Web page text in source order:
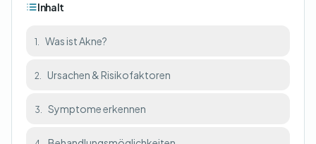
Inhalt
1. Was ist Akne?
2. Ursachen & Risikofaktoren
3. Symptome erkennen